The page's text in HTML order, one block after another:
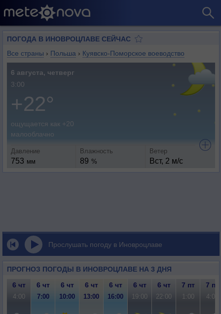
ПОГОДА В ИНОВРОЦЛАВЕ СЕЙЧАС
Все страны › Польша › Куявско-Поморское воеводство
6 августа, четверг
3:00
+22°
ощущается как +20
малооблачно
Давление
753 мм
Влажность
89 %
Ветер
Вст, 2 м/с
Прослушать погоду в Иновроцлаве
ПРОГНОЗ ПОГОДЫ В ИНОВРОЦЛАВЕ НА 3 ДНЯ
6 чт 6 чт 6 чт 6 чт 6 чт 6 чт 6 чт 7 пт 7 пт
4:00 7:00 10:00 13:00 16:00 19:00 22:00 1:00 4:00